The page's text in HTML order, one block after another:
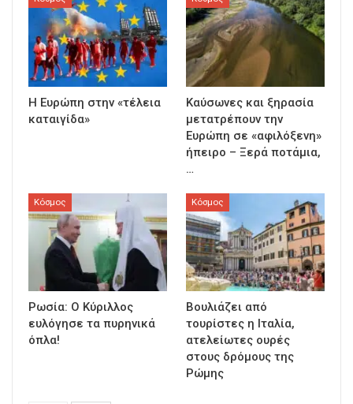
Η Ευρώπη στην «τέλεια
καταιγίδα»
Καύσωνες και ξηρασία
μετατρέπουν την
Ευρώπη σε «αφιλόξενη»
ήπειρο – Ξερά ποτάμια,
…
Κόσμος
Ρωσία: Ο Κύριλλος
ευλόγησε τα πυρηνικά
όπλα!
Κόσμος
Βουλιάζει από
τουρίστες η Ιταλία,
ατελείωτες ουρές
στους δρόμους της
Ρώμης